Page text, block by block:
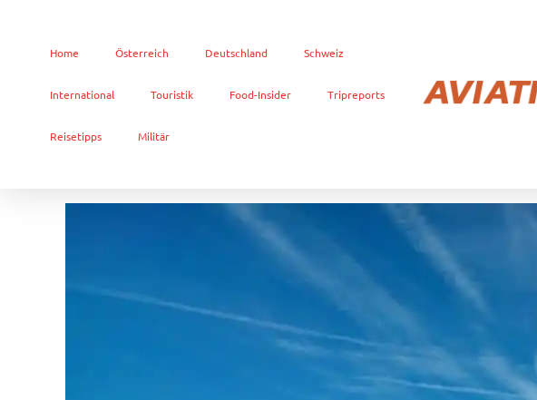
Home Österreich Deutschland Schweiz
International Touristik Food-Insider Tripreports
Reisetipps Militär